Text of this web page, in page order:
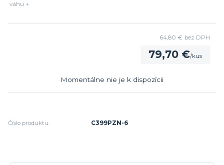
váhu +
79,70 €/kus
64,80 € bez DPH
Momentálne nie je k dispozícii
Číslo produktu: C399PZN-6